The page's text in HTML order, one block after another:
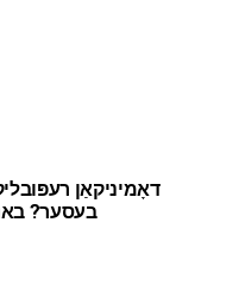
דאָמיניקאַן
בעסער?